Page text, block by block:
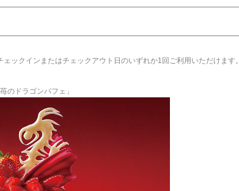
ックインまたはチェックアウト日のいずれか1回ご利用いただけます。
のドラゴンパフェ」